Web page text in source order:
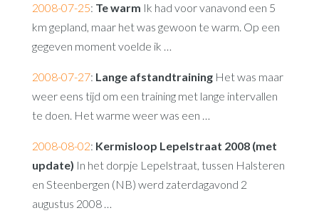
2008-07-25: Te warm Ik had voor vanavond een 5
km gepland, maar het was gewoon te warm. Op een
gegeven moment voelde ik …
2008-07-27: Lange afstandtrainingHet was maar
weer eens tijd om een training met lange intervallen
te doen. Het warme weer was een …
2008-08-02: Kermisloop Lepelstraat 2008 (met
update) In het dorpje Lepelstraat, tussen Halsteren
en Steenbergen (NB) werd zaterdagavond 2
augustus 2008 …